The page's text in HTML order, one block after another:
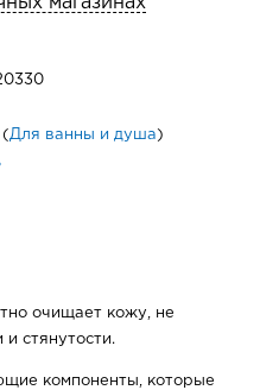
( Для ванны и душа )
очищает кожу, не
стянутости.
компоненты, которые